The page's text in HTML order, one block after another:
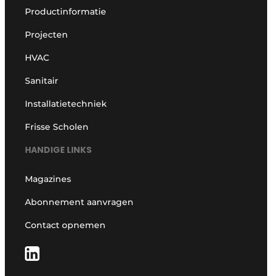
Productinformatie
Projecten
HVAC
Sanitair
Installatietechniek
Frisse Scholen
HANDIGE LINKS
Magazines
Abonnement aanvragen
Contact opnemen